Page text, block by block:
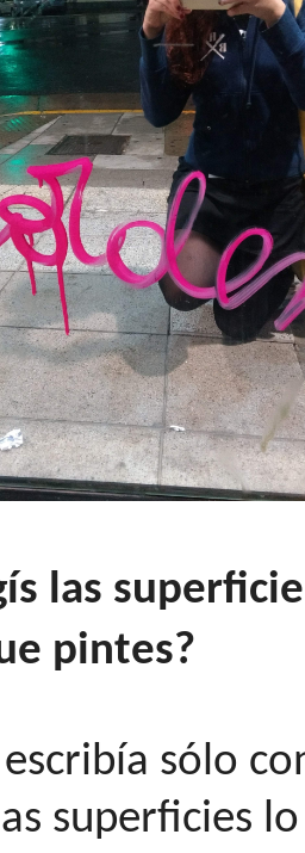
las
pintes?
sólo
superficies